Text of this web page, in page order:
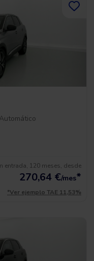
Automático
entrada, 120 meses, desde
270,64 €/mes*
*Ver ejemplo TAE 11,53%